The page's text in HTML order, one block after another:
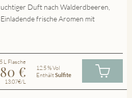
Duft nach Walderdbeeren,
frische Aromen mit
L Flasche
€
13.07€/L
12.5 % Vol
EnthältSulfite